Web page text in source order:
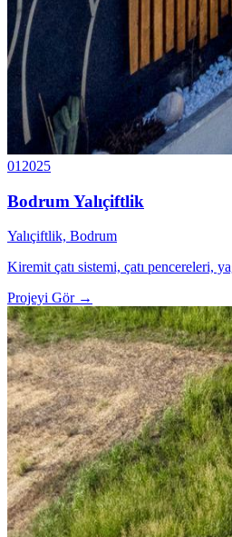
01 2025
Bodrum Yalıçiftlik
Yalıçiftlik, Bodrum
Kiremit çatı sistemi, çatı pencereleri,
Projeyi Gör →